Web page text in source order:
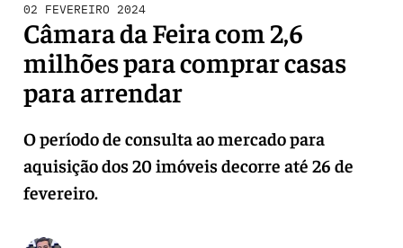
02 FEVEREIRO 2024
Câmara da Feira com 2,6
milhões para comprar casas
para arrendar
O período de consulta ao mercado para
aquisição dos 20 imóveis decorre até 26 de
fevereiro.